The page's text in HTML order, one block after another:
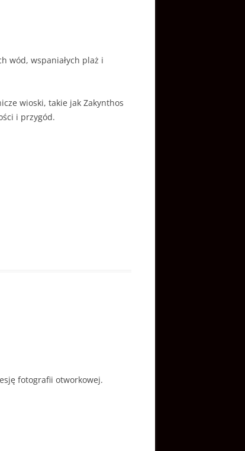
wód, wspaniałych plaż i
wioski, takie jak Zakynthos
i przygód.
fotografii otworkowej.